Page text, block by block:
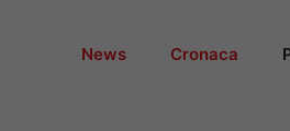
News Cronaca